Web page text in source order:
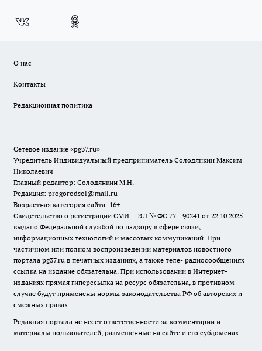
О нас
Контакты
Редакционная политика
Сетевое издание «pg37.ru»
Учредитель Индивидуальный предприниматель Солодянкин Максим
Николаевич
Главный редактор: Солодянкин М.Н.
Редакция: progorodsol@mail.ru
Возрастная категория сайта: 16+
Свидетельство о регистрации СМИ ЭЛ № ФС 77 - 90241 от 22.10.2025.
выдано Федеральной службой по надзору в сфере связи,
информационных технологий и массовых коммуникаций. При
частичном или полном воспроизведении материалов новостного
портала pg37.ru в печатных изданиях, а также теле- радиосообщениях
ссылка на издание обязательна. При использовании в Интернет-
изданиях прямая гиперссылка на ресурс обязательна, в противном
случае будут применены нормы законодательства РФ об авторских и
смежных правах.
Редакция портала не несет ответственности за комментарии и
материалы пользователей, размещенные на сайте и его субдоменах.